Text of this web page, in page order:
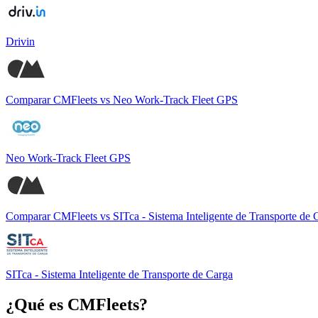
Drivin
Comparar CMFleets vs Neo Work-Track Fleet GPS
Neo Work-Track Fleet GPS
Comparar CMFleets vs SITca - Sistema Inteligente de Transporte de
SITca - Sistema Inteligente de Transporte de Carga
¿Qué es CMFleets?